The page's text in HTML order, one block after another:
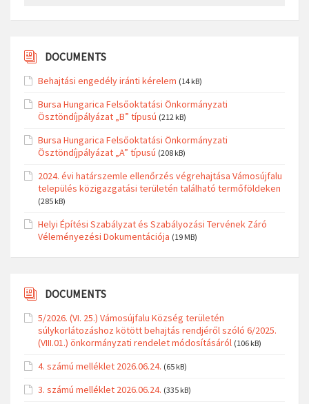
DOCUMENTS
Behajtási engedély iránti kérelem (14 kB)
Bursa Hungarica Felsőoktatási Önkormányzati
Ösztöndíjpályázat „B” típusú (212 kB)
Bursa Hungarica Felsőoktatási Önkormányzati
Ösztöndíjpályázat „A” típusú (208 kB)
2024. évi határszemle ellenőrzés végrehajtása Vámosújfalu
település közigazgatási területén található termőföldeken
(285 kB)
Helyi Építési Szabályzat és Szabályozási Tervének Záró
Véleményezési Dokumentációja (19 MB)
DOCUMENTS
5/2026. (VI. 25.) Vámosújfalu Község területén
súlykorlátozáshoz kötött behajtás rendjéről szóló 6/2025.
(VIII.01.) önkormányzati rendelet módosításáról (106 kB)
4. számú melléklet 2026.06.24. (65 kB)
3. számú melléklet 2026.06.24. (335 kB)